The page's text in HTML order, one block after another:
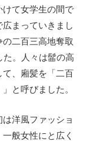
て女学生の間で
まっていきまし
二百三高地奪取
た。人々は髷の高
て、廂髪を「二百
と呼びました。
洋風ファッショ
般女性にと広く